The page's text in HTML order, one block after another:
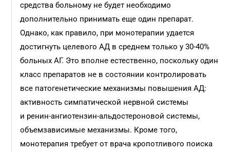
средства больному не будет необходимо
дополнительно принимать еще один препарат.
Однако, как правило, при монотерапии удается
достигнуть целевого АД в среднем только у 30-40%
больных АГ. Это вполне естественно, поскольку один
класс препаратов не в состоянии контролировать
все патогенетические механизмы повышения АД:
активность симпатической нервной системы
и ренин-ангиотензин-альдостероновой системы,
объемзависимые механизмы. Кроме того,
монотерапия требует от врача кропотливого поиска